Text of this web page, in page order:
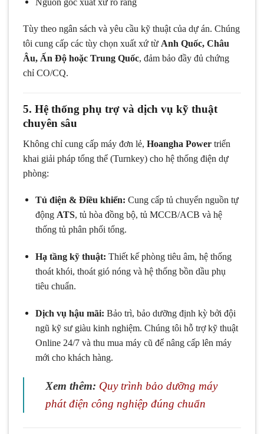
Tùy theo ngân sách và yêu cầu kỹ thuật của dự án. Chúng
tôi cung cấp các tùy chọn xuất xứ từ Anh Quốc, Châu
Âu, Ấn Độ hoặc Trung Quốc, đảm bảo đầy đủ chứng
chỉ CO/CQ.
5. Hệ thống phụ trợ và dịch vụ kỹ thuật
chuyên sâu
Không chỉ cung cấp máy đơn lẻ, Hoangha Power triển
khai giải pháp tổng thể (Turnkey) cho hệ thống điện dự
phòng:
Tủ điện & Điều khiển: Cung cấp tủ chuyển nguồn tự
động ATS, tủ hòa đồng bộ, tủ MCCB/ACB và hệ
thống tủ phân phối tổng.
Hạ tầng kỹ thuật: Thiết kế phòng tiêu âm, hệ thống
thoát khói, thoát gió nóng và hệ thống bồn dầu phụ
tiêu chuẩn.
Dịch vụ hậu mãi: Bảo trì, bảo dưỡng định kỳ bởi đội
ngũ kỹ sư giàu kinh nghiệm. Chúng tôi hỗ trợ kỹ thuật
Online 24/7 và thu mua máy cũ để nâng cấp lên máy
mới cho khách hàng.
Xem thêm: Quy trình bảo dưỡng máy
phát điện công nghiệp đúng chuẩn